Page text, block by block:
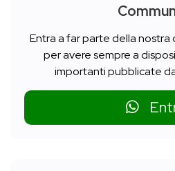
Entra a far parte della nostra
per avere sempre a
importanti pubblicate